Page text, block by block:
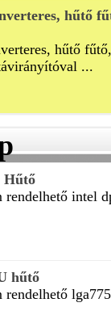
hűtő
hűtő
...
Hűtő
intel
hűtő